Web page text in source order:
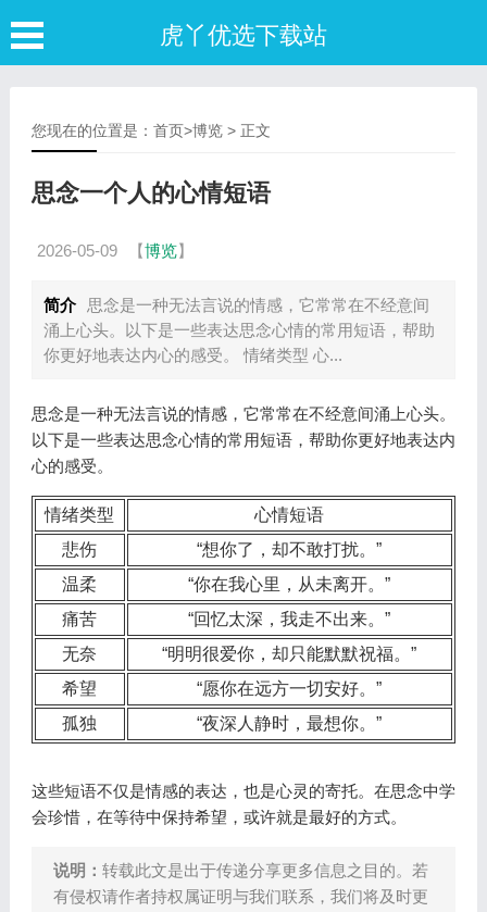
虎丫优选下载站
您现在的位置是： 首页>博览> 正文
思念一个人的心情短语
2026-05-09 【博览】
简介
思念是一种无法言说的情感，它常常在不经意间
涌上心头。以下是一些表达思念心情的常用短语，帮助
你更好地表达内心的感受。 情绪类型 心...
思念是一种无法言说的情感，它常常在不经意间涌上心头。
以下是一些表达思念心情的常用短语，帮助你更好地表达内
心的感受。
情绪类型
心情短语
悲伤
“想你了，却不敢打扰。”
温柔
“你在我心里，从未离开。”
痛苦
“回忆太深，我走不出来。”
无奈
“明明很爱你，却只能默默祝福。”
希望
“愿你在远方一切安好。”
孤独
“夜深人静时，最想你。”
这些短语不仅是情感的表达，也是心灵的寄托。在思念中学
会珍惜，在等待中保持希望，或许就是最好的方式。
说明： 转载此文是出于传递分享更多信息之目的。若
有侵权请作者持权属证明与我们联系，我们将及时更